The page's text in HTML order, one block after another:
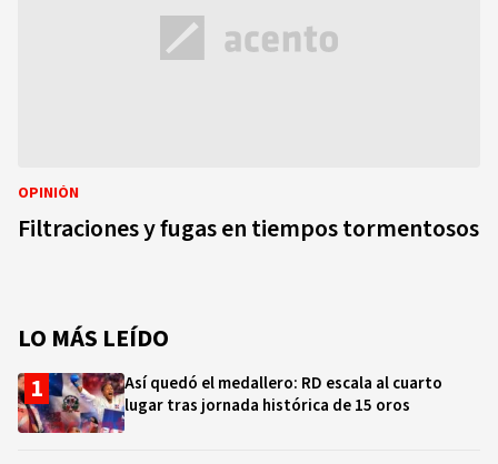
OPINIÓN
Filtraciones y fugas en tiempos tormentosos
LO MÁS LEÍDO
Así quedó el medallero: RD escala al cuarto
lugar tras jornada histórica de 15 oros